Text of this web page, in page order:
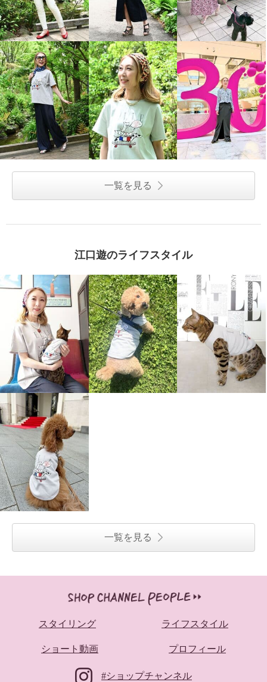
エル ステュディオ ＥＬＬＥオ
リジナル グラフィック プリーツ
パンツ
ブラック
¥0
エル ステュディオ モノグラム
ジャガード ニットワンピース
トープ Ｓ
一覧を見る
江口遊のライフスタイル
一覧を見る
スタイリング ライフスタイル
ショート動画 プロフィール
#ショップチャンネル